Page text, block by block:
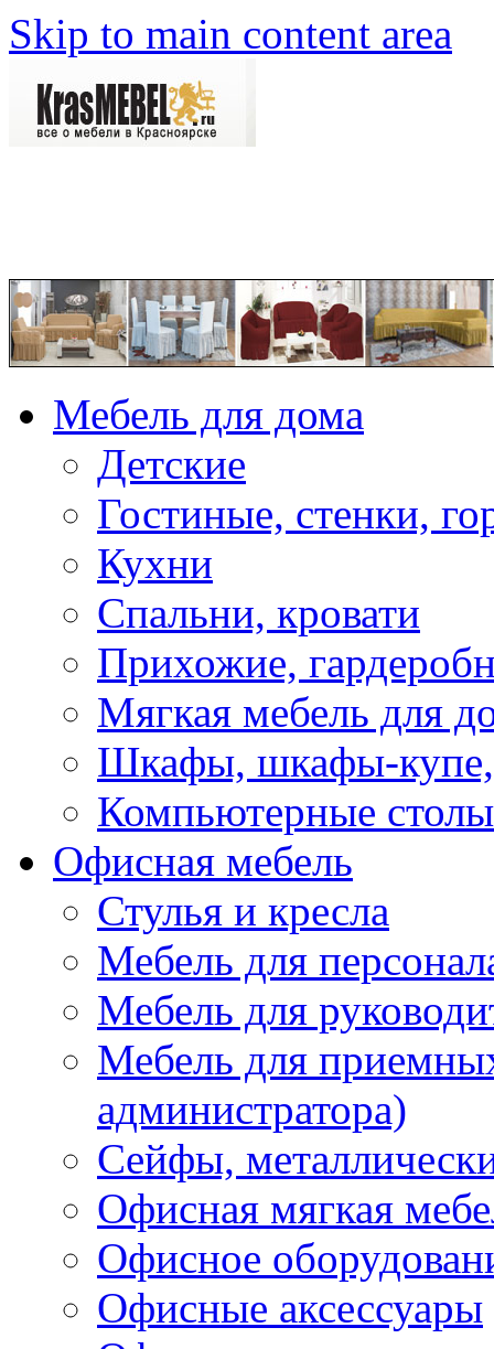
Skip to main content area
Мебель для дома
Детские
Гостиные, стенки,
Кухни
Спальни, кровати
Прихожие,
Мягкая мебель для
Шкафы, шкафы-купе,
Компьютерные столы
Офисная мебель
Стулья и кресла
Мебель для
Мебель для
Мебель для
администратора)
Сейфы,
Офисная мягкая
Офисное
Офисные аксессуары